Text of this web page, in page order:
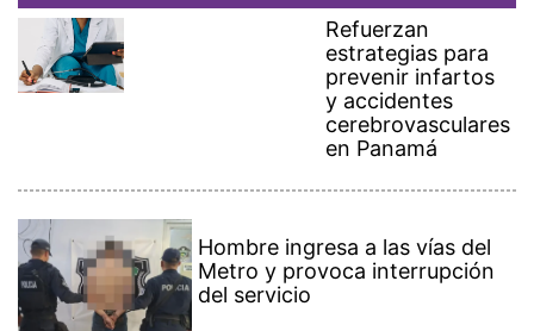
Refuerzan
estrategias para
prevenir infartos
y accidentes
cerebrovasculares
en Panamá
Hombre ingresa a las vías del
Metro y provoca interrupción
del servicio